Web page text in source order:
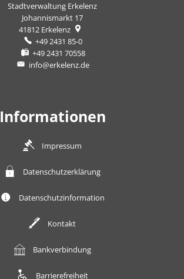
Stadtverwaltung Erkelenz
Johannismarkt 17
41812 Erkelenz
+49 2431 85-0
+49 2431 70558
info@erkelenz.de
Informationen
Impressum
Datenschutzerklärung
Datenschutzinformation
Kontakt
Bankverbindung
Barrierefreiheit